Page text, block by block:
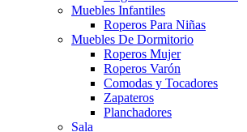
Muebles Infantiles
Roperos Para Niñas
Muebles De Dormitorio
Roperos Mujer
Roperos Varón
Comodas y Tocadores
Zapateros
Planchadores
Sala